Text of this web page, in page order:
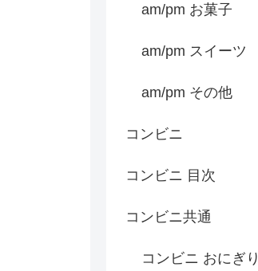
am/pm お菓子
am/pm スイーツ
am/pm その他
コンビニ
コンビニ 目次
コンビニ共通
コンビニ おにぎり